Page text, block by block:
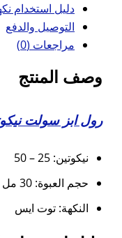
دليل استخدام
التوصيل والدفع
مراجعات (0)
وصف المنتج
رول ابز سولت نيكوتين
نيكوتين: 25 – 50
حجم العبوة: 30 مل
النكهة: توت ايس